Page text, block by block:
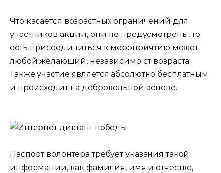
Что касается возрастных ограничений для
участников акции, они не предусмотрены, то
есть присоединиться к мероприятию может
любой желающий, независимо от возраста.
Также участие является абсолютно бесплатным
и происходит на добровольной основе.
Паспорт волонтёра требует указания такой
информации, как фамилия, имя и отчество,